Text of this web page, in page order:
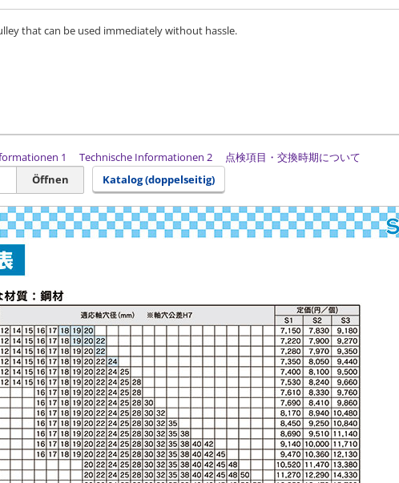
that can be used immediately without hassle.
1 Technische Informationen 2
点検項目・交換時期について
Öffnen
Katalog (doppelseitig)